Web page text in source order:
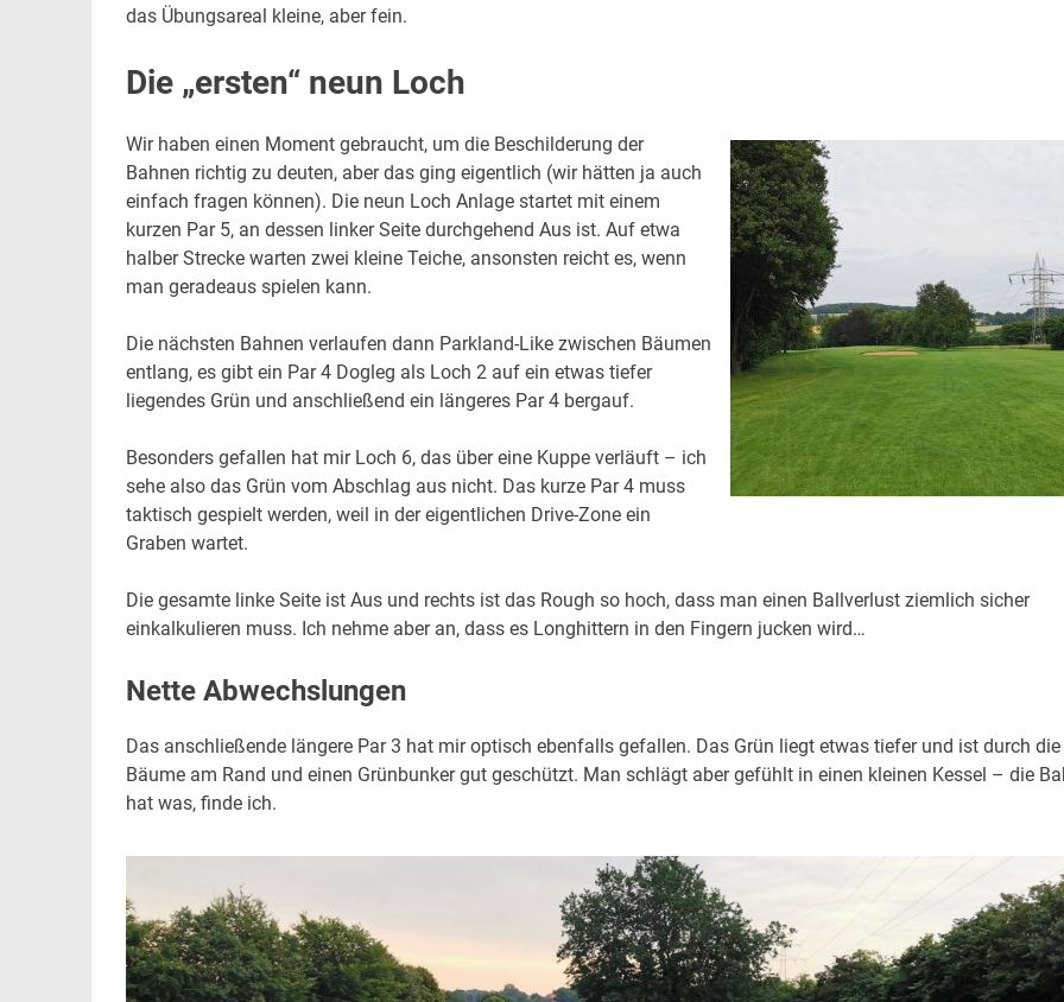
das Übungsareal kleine, aber fein.
Die „ersten“ neun Loch
Wir haben einen Moment gebraucht, um die Beschilderung der
Bahnen richtig zu deuten, aber das ging eigentlich (wir hätten ja auch
einfach fragen können). Die neun Loch Anlage startet mit einem
kurzen Par 5, an dessen linker Seite durchgehend Aus ist. Auf etwa
halber Strecke warten zwei kleine Teiche, ansonsten reicht es, wenn
man geradeaus spielen kann.
Die nächsten Bahnen verlaufen dann Parkland-Like zwischen Bäumen
entlang, es gibt ein Par 4 Dogleg als Loch 2 auf ein etwas tiefer
liegendes Grün und anschließend ein längeres Par 4 bergauf.
Besonders gefallen hat mir Loch 6, das über eine Kuppe verläuft – ich
sehe also das Grün vom Abschlag aus nicht. Das kurze Par 4 muss
taktisch gespielt werden, weil in der eigentlichen Drive-Zone ein
Graben wartet.
Die gesamte linke Seite ist Aus und rechts ist das Rough so hoch, dass man einen Ballverlust ziemlich sicher
einkalkulieren muss. Ich nehme aber an, dass es Longhittern in den Fingern jucken wird…
Nette Abwechslungen
Das anschließende längere Par 3 hat mir optisch ebenfalls gefallen. Das Grün liegt etwas tiefer und ist durch die
Bäume am Rand und einen Grünbunker gut geschützt. Man schlägt aber gefühlt in einen kleinen Kessel – die
hat was, finde ich.